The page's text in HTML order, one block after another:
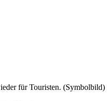
für Touristen. (Symbolbild)